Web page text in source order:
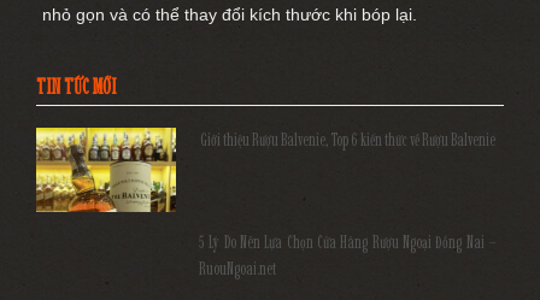
nhỏ gọn và có thể thay đổi kích thước khi bóp lại.
TIN TỨC MỚI
Giới thiệu Rượu Balvenie, Top 6 kiến thức về Rượu Balvenie
5 Lý Do Nên Lựa Chọn Cửa Hàng Rượu Ngoại Đồng Nai –
RuouNgoai.net